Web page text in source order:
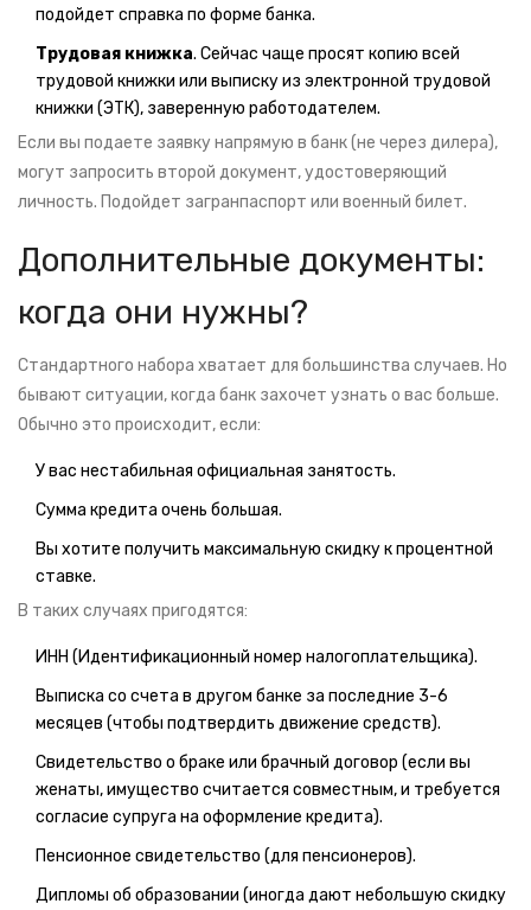
подойдет справка по форме банка.
Трудовая книжка. Сейчас чаще просят копию всей
трудовой книжки или выписку из электронной трудовой
книжки (ЭТК), заверенную работодателем.
Если вы подаете заявку напрямую в банк (не через дилера),
могут запросить второй документ, удостоверяющий
личность. Подойдет загранпаспорт или военный билет.
Дополнительные документы:
когда они нужны?
Стандартного набора хватает для большинства случаев. Но
бывают ситуации, когда банк захочет узнать о вас больше.
Обычно это происходит, если:
У вас нестабильная официальная занятость.
Сумма кредита очень большая.
Вы хотите получить максимальную скидку к процентной
ставке.
В таких случаях пригодятся:
ИНН (Идентификационный номер налогоплательщика).
Выписка со счета в другом банке за последние 3-6
месяцев (чтобы подтвердить движение средств).
Свидетельство о браке или брачный договор (если вы
женаты, имущество считается совместным, и требуется
согласие супруга на оформление кредита).
Пенсионное свидетельство (для пенсионеров).
Дипломы об образовании (иногда дают небольшую скидку